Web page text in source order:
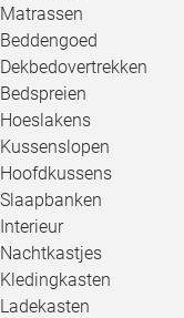
Matrassen
Beddengoed
Dekbedovertrekken
Bedspreien
Hoeslakens
Kussenslopen
Hoofdkussens
Slaapbanken
Interieur
Nachtkastjes
Kledingkasten
Ladekasten